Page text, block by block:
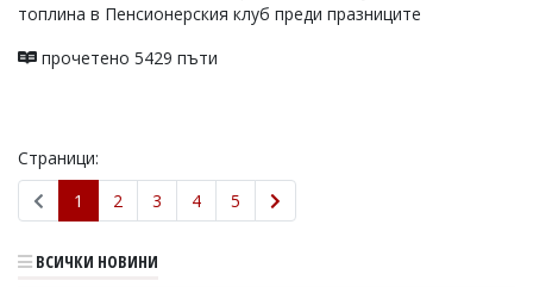
топлина в Пенсионерския клуб преди празниците
прочетено 5429 пъти
Страници:
1
2 3 4 5
ВСИЧКИ НОВИНИ